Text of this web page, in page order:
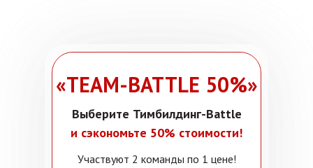
«TEAM-BATTLE 50%»
Выберите Тимбилдинг-Battle
и сэкономьте 50% стоимости!
Участвуют 2 команды по 1 цене!